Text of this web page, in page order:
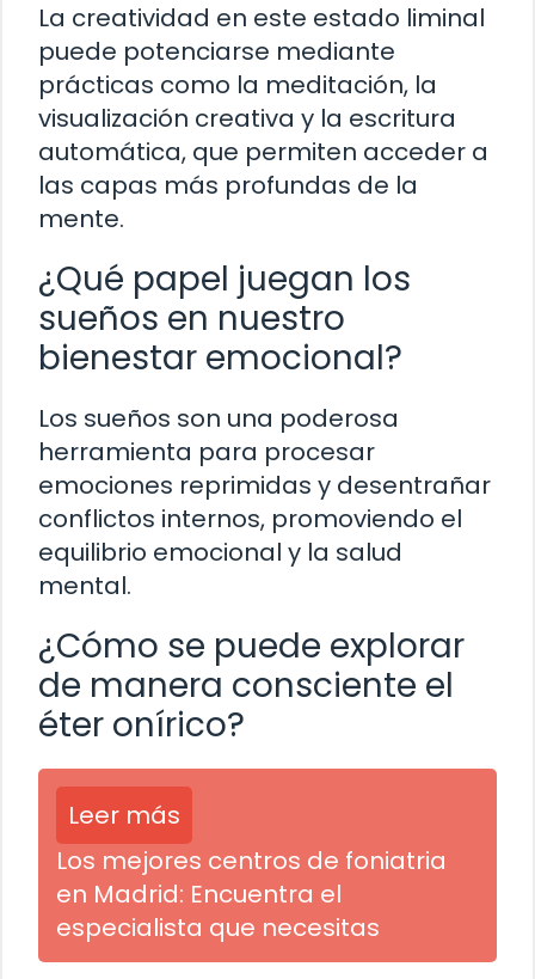
La creatividad en este estado liminal
puede potenciarse mediante
prácticas como la meditación, la
visualización creativa y la escritura
automática, que permiten acceder a
las capas más profundas de la
mente.
¿Qué papel juegan los
sueños en nuestro
bienestar emocional?
Los sueños son una poderosa
herramienta para procesar
emociones reprimidas y desentrañar
conflictos internos, promoviendo el
equilibrio emocional y la salud
mental.
¿Cómo se puede explorar
de manera consciente el
éter onírico?
Leer más
Los mejores centros de foniatria
en Madrid: Encuentra el
especialista que necesitas